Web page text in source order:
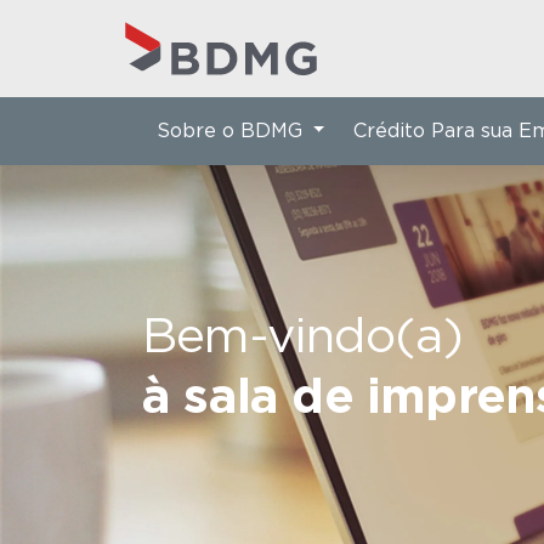
Bem-vindo(a)
à sala de
Sobre o BDMG Crédito Para sua